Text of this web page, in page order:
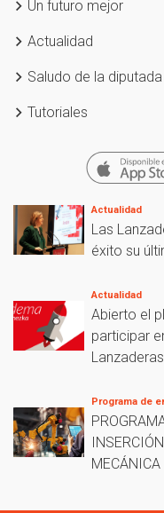
Un futuro mejor
Actualidad
Saludo de la diputada
Tutoriales
Actualidad
Las
éxito su
Actualidad
Abierto el
participar
Programa de
MECÁNICA